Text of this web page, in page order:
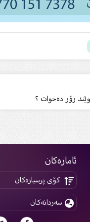
زۆر دەخوات ؟
ئامارەکان
کۆی پرسیارەکان
سەردانەکان